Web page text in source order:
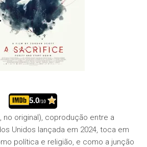
5.0/10
no original), coprodução entre a
Unidos lançada em 2024, toca em
política e religião, e como a junção